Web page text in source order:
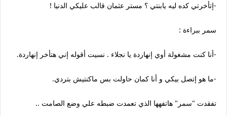
-إتأخرتي كده ليه يابنتي ؟ مستر عثمان قالب عليكي الدنيا !
سمر ببراءة :
-أنا كنت مشغولة أوي إنهاردة يا نجلاء . نسيت أقوله إني هتأخر إنهاردة.
-ما هو إتصل بيكي و أنا كمان حاولت بس ماكنتيش بتردي.
تفقدت "سمر" هاتفهها الذي تعمدت ضبطه علي وضع الصامت ..